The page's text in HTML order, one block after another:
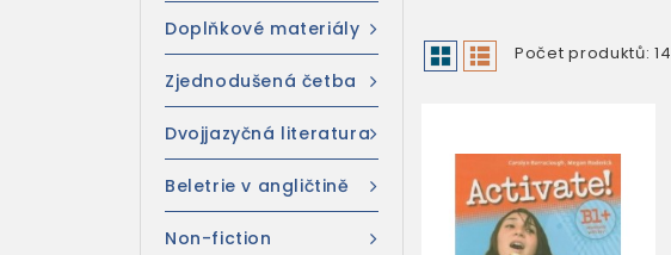
Doplňkové materiály
Zjednodušená četba
Dvojjazyčná literatura
Beletrie v angličtině
Non-fiction
Počet produktů: 14